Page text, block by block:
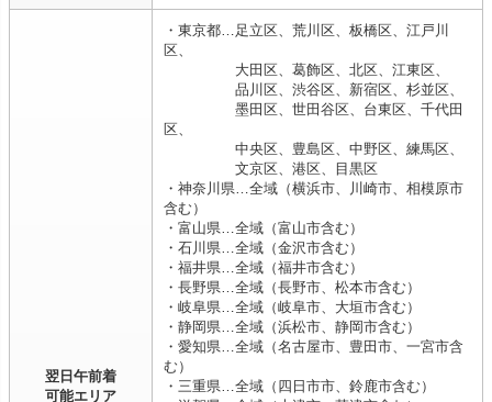
翌日午前着
可能エリア
・東京都…足立区、荒川区、板橋区、江戸川
区、
大田区、葛飾区、北区、江東区、
品川区、渋谷区、新宿区、杉並区、
墨田区、世田谷区、台東区、千代田
区、
中央区、豊島区、中野区、練馬区、
文京区、港区、目黒区
・神奈川県…全域（横浜市、川崎市、相模原市
含む）
・富山県…全域（富山市含む）
・石川県…全域（金沢市含む）
・福井県…全域（福井市含む）
・長野県…全域（長野市、松本市含む）
・岐阜県…全域（岐阜市、大垣市含む）
・静岡県…全域（浜松市、静岡市含む）
・愛知県…全域（名古屋市、豊田市、一宮市含
む）
・三重県…全域（四日市市、鈴鹿市含む）